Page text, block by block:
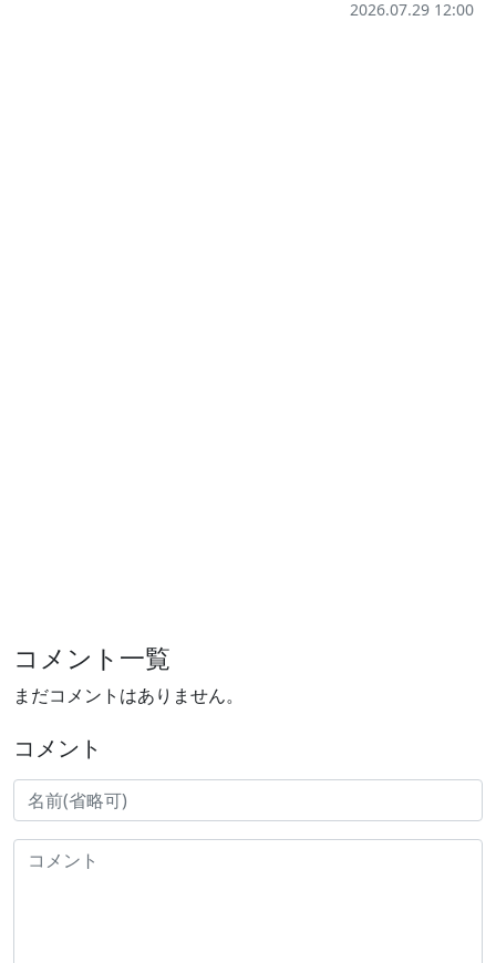
2026.07.29 12:00
コメント一覧
まだコメントはありません。
コメント